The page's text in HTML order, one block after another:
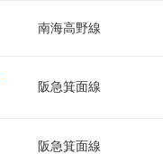
南海高野線
阪急箕面線
阪急箕面線